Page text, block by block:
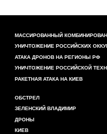
МАССИРОВАННЫЙ
УНИЧТОЖЕНИЕ РОССИЙСКИХ
АТАКА ДРОНОВ НА РЕГИОНЫ РФ
УНИЧТОЖЕНИЕ РОССИЙСКОЙ
РАКЕТНАЯ АТАКА НА КИЕВ
ОБСТРЕЛ
ЗЕЛЕНСКИЙ ВЛАДИМИР
ДРОНЫ
КИЕВ